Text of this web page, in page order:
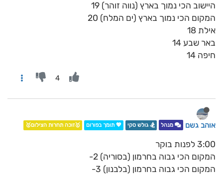
היישוב הכי נמוך בארץ (נווה זוהר) 19
המקום הכי נמוך בארץ (ים המלח) 20
אילת 18
באר שבע 14
חיפה 14
4
אוהב גשם מנהל 🏂 גולש סקי 💖 תומך בפורום 🥇זוכה תחרות הצילום🥇
3:00 לפנות בוקר
המקום הכי גבוה בחרמון (בסוריה) 2-
המקום הכי גבוה בחרמון (בלבנון) 3-